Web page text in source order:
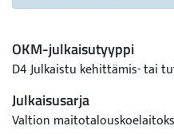
OKM-julkaisutyyppi
D4 Julkaistu kehittämis- tai
Julkaisusarja
Valtion